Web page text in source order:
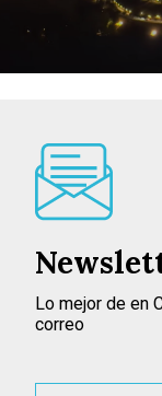
Lo mejor de en
correo